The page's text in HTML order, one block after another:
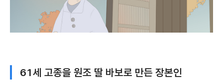
61세 고종을 원조 딸 바보로 만든 장본인